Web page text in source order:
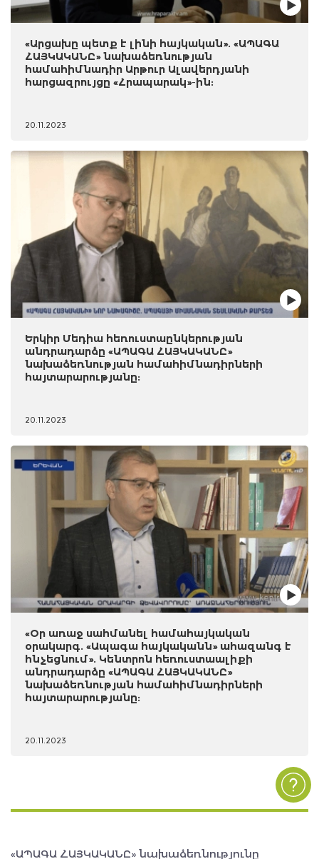
«Արցախը պետք է լինի հայկական». «ԱՊԱԳԱ
ՀԱՅԿԱԿԱՆԸ» նախաձեռնության
համահիմնադիր Արթուր Ալավերդյանի
հարցազրույցը «Հրապարակ»-ին:
20.11.2023
Երկիր Մեդիա հեռուստաընկերության
անդրադարձը «ԱՊԱԳԱ ՀԱՅԿԱԿԱՆԸ»
նախաձեռնության համահիմնադիրների
հայտարարությանը:
20.11.2023
«Օր առաջ սահմանել համահայկական
օրակարգ. «Ապագա հայկականն» ահազանգ է
հնչեցնում». Կենտրոն հեռուստաալիքի
անդրադարձը «ԱՊԱԳԱ ՀԱՅԿԱԿԱՆԸ»
նախաձեռնության համահիմնադիրների
հայտարարությանը:
20.11.2023
«ԱՊԱԳԱ ՀԱՅԿԱԿԱՆԸ» նախաձեռնությունը